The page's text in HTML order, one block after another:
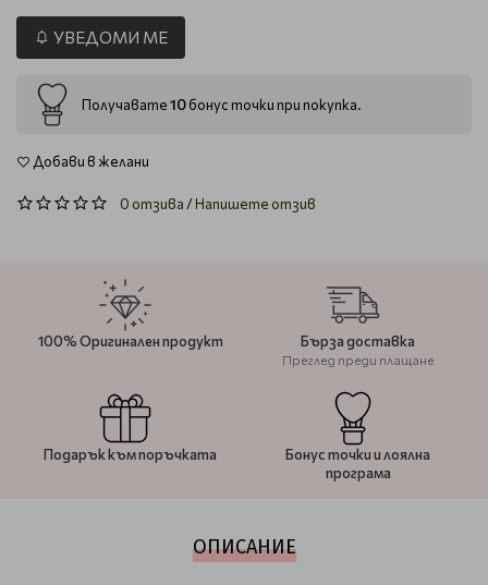
УВЕДОМИ МЕ
Получавате10бонус точки при покупка.
Добави в желани
0 отзива/Напишете отзив
100% Оригинален продукт Бърза доставка
Преглед преди плащане
Подарък към поръчката
Бонус точки и лоялна
програма
ОПИСАНИЕ